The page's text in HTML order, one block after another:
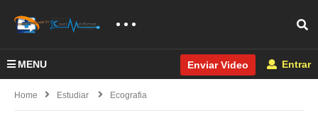
MENU Enviar Video Entrar
Home Estudiar Ecografia